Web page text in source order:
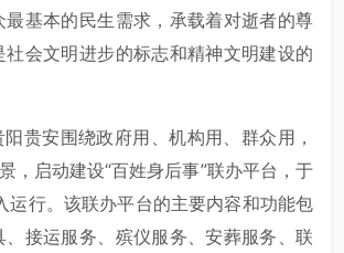
最基本的民生需求，承载着对逝者的尊
社会文明进步的标志和精神文明建设的
贵安围绕政府用、机构用、群众用，
，启动建设“百姓身后事”联办平台，于
运行。该联办平台的主要内容和功能包
、接运服务、殡仪服务、安葬服务、联